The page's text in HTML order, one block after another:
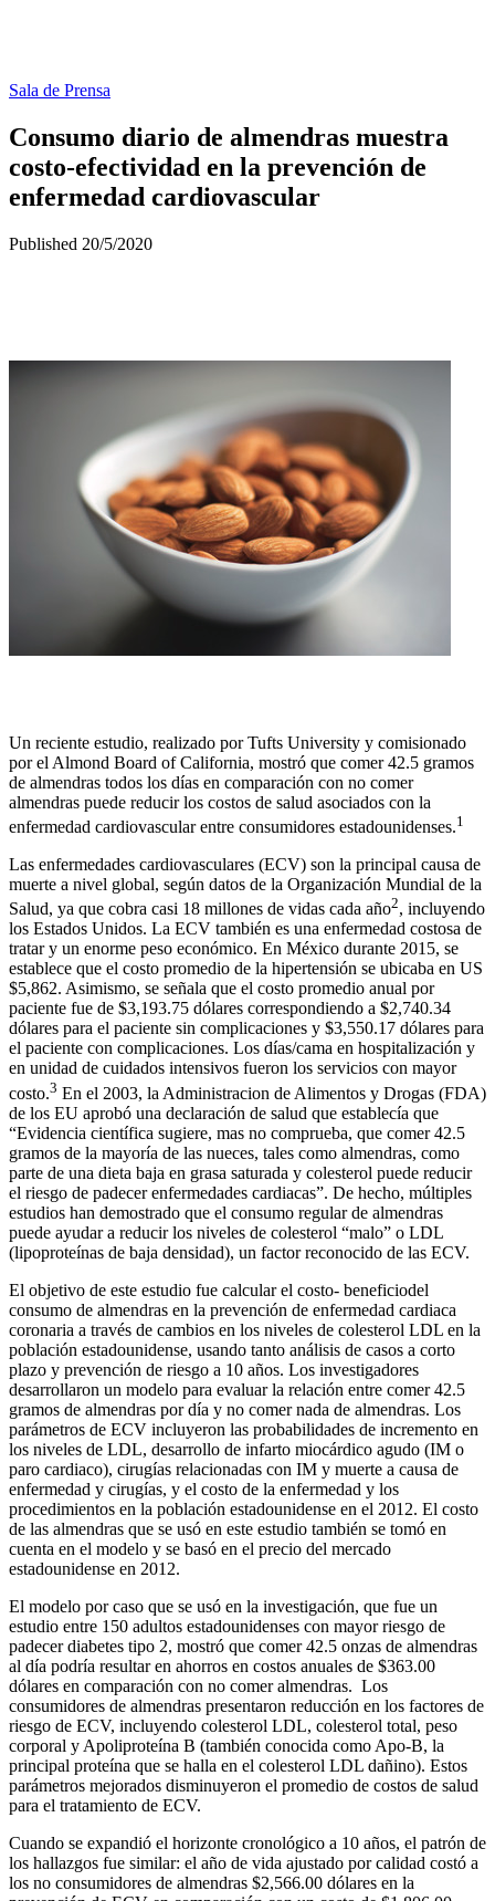
Sala de Prensa
Consumo diario de almendras muestra
costo-efectividad en la prevención de
enfermedad cardiovascular
Published 20/5/2020
Un reciente estudio, realizado porTufts University y comisionado
por el Almond Board of California, mostró que comer 42.5 gramos
de almendras todos los días en comparación con no comer
almendras puede reducir los costos de salud asociados con la
enfermedad cardiovascular entre consumidores estadounidenses.1
Las enfermedades cardiovasculares (ECV) son la principal causa de
muerte a nivel global, según datos de la Organización Mundial de la
Salud, ya que cobra casi 18 millones de vidas cada año2, incluyendo
los Estados Unidos. La ECV también es una enfermedad costosa de
tratar y un enorme peso económico. En México durante 2015, se
establece que el costo promedio de la hipertensión se ubicaba en US
$5,862. Asimismo, se señala que el costo promedio anual por
paciente fue de $3,193.75 dólares correspondiendo a $2,740.34
dólares para el paciente sin complicaciones y $3,550.17 dólares para
el paciente con complicaciones. Los días/cama en hospitalización y
en unidad de cuidados intensivos fueron los servicios con mayor
costo.3 En el 2003, la Administracion de Alimentos y Drogas (FDA)
de los EU aprobó una declaración de salud que establecía que
“Evidencia científica sugiere, mas no comprueba, que comer 42.5
gramos de la mayoría de las nueces, tales como almendras, como
parte de una dieta baja en grasa saturada y colesterol puede reducir
el riesgo de padecer enfermedades cardiacas”. De hecho, múltiples
estudios han demostrado que el consumo regular de almendras
puede ayudar a reducir los niveles de colesterol “malo” o LDL
(lipoproteínas de baja densidad), un factor reconocido de las ECV.
El objetivo de este estudio fue calcular el costo- beneficiodel
consumo de almendras en la prevención de enfermedad cardiaca
coronaria a través de cambios en los niveles de colesterol LDL en la
población estadounidense, usando tanto análisis de casos a corto
plazo y prevención de riesgo a 10 años. Los investigadores
desarrollaron un modelo para evaluar la relación entre comer 42.5
gramos de almendras por día y no comer nada de almendras. Los
parámetros de ECV incluyeron las probabilidades de incremento en
los niveles de LDL, desarrollo de infarto miocárdico agudo (IM o
paro cardiaco), cirugías relacionadas con IM y muerte a causa de
enfermedad y cirugías, y el costo de la enfermedad y los
procedimientos en la población estadounidense en el 2012. El costo
de las almendras que se usó en este estudio también se tomó en
cuenta en el modelo y se basó en el precio del mercado
estadounidense en 2012.
El modelo por caso que se usó en la investigación, que fue un
estudio entre 150 adultos estadounidenses con mayor riesgo de
padecer diabetes tipo 2, mostró que comer 42.5 onzas de almendras
al día podría resultar en ahorros en costos anuales de $363.00
dólares en comparación con no comer almendras. Los
consumidores de almendras presentaron reducción en los factores de
riesgo de ECV, incluyendo colesterol LDL, colesterol total, peso
corporal y Apoliproteína B (también conocida como Apo-B, la
principal proteína que se halla en el colesterol LDL dañino). Estos
parámetros mejorados disminuyeron el promedio de costos de salud
para el tratamiento de ECV.
Cuando se expandió el horizonte cronológico a 10 años, el patrón de
los hallazgos fue similar: el año de vida ajustado por calidad costó a
los no consumidores de almendras $2,566.00 dólares en la